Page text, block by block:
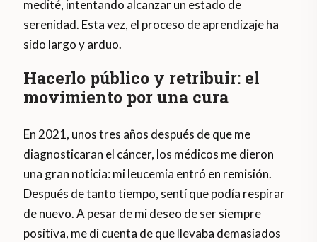
medité, intentando alcanzar un estado de
serenidad. Esta vez, el proceso de aprendizaje ha
sido largo y arduo.
Hacerlo público y retribuir: el
movimiento por una cura
En 2021, unos tres años después de que me
diagnosticaran el cáncer, los médicos me dieron
una gran noticia: mi leucemia entró en remisión.
Después de tanto tiempo, sentí que podía respirar
de nuevo. A pesar de mi deseo de ser siempre
positiva, me di cuenta de que llevaba demasiados